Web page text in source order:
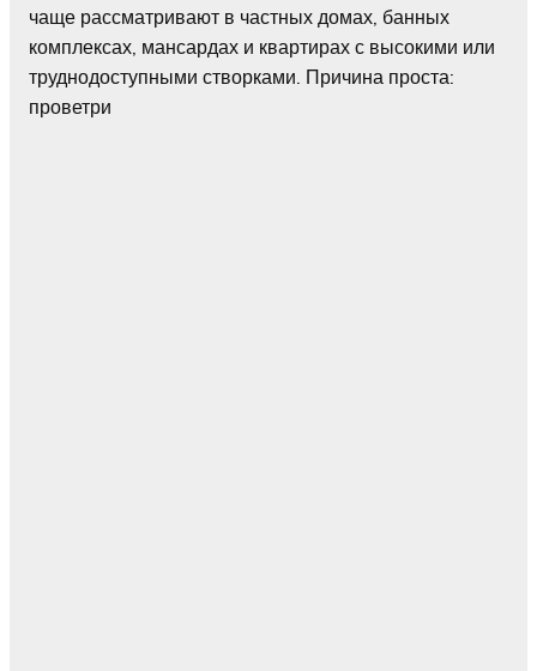
чаще рассматривают в частных домах, банных
комплексах, мансардах и квартирах с высокими или
труднодоступными створками. Причина проста:
проветри